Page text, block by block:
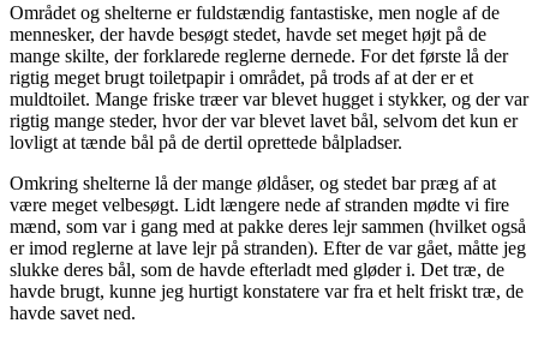
Området og shelterne er fuldstændig fantastiske, men nogle af de
mennesker, der havde besøgt stedet, havde set meget højt på de
mange skilte, der forklarede reglerne dernede. For det første lå der
rigtig meget brugt toiletpapir i området, på trods af at der er et
muldtoilet. Mange friske træer var blevet hugget i stykker, og der var
rigtig mange steder, hvor der var blevet lavet bål, selvom det kun er
lovligt at tænde bål på de dertil oprettede bålpladser.
Omkring shelterne lå der mange øldåser, og stedet bar præg af at
være meget velbesøgt. Lidt længere nede af stranden mødte vi fire
mænd, som var i gang med at pakke deres lejr sammen (hvilket også
er imod reglerne at lave lejr på stranden). Efter de var gået, måtte jeg
slukke deres bål, som de havde efterladt med gløder i. Det træ, de
havde brugt, kunne jeg hurtigt konstatere var fra et helt friskt træ, de
havde savet ned.